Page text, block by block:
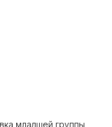
младшей группы